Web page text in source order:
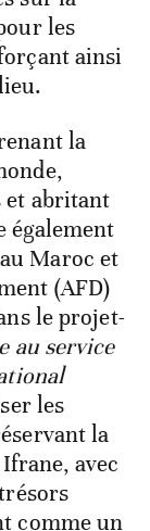
les
ainsi
la
et abritant
également
Maroc et
(AFD)
le projet-
au service
les
la
avec
comme un